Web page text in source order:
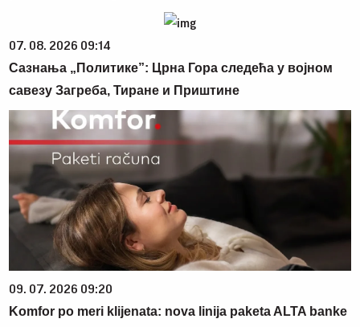
07. 08. 2026 09:14
Сазнања „Политике”: Црна Гора следећа у војном
савезу Загреба, Тиране и Приштине
09. 07. 2026 09:20
Komfor po meri klijenata: nova linija paketa ALTA banke